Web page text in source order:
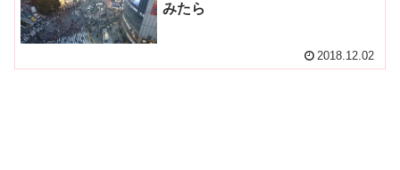
みたら
2018.12.02